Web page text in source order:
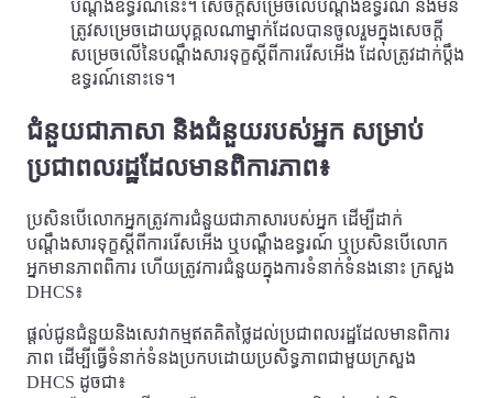
បណ្តឹងឧទ្ធរណ៍នេះ។ សេចក្តីសម្រេចលើបណ្តឹងឧទ្ធរណ៍ នឹងមិន
ត្រូវសម្រេចដោយបុគ្គលណាម្នាក់ដែលបានចូលរួមក្នុងសេចក្តី
សម្រេចលើនៃបណ្តឹងសារទុក្ខស្តីពីការរើសអើង ដែលត្រូវដាក់ប្តឹង
ឧទ្ធរណ៍នោះទេ។
ជំនួយជាភាសា និងជំនួយរបស់អ្នក សម្រាប់
ប្រជាពលរដ្ឋដែលមានពិការភាព៖
ប្រសិនបើលោកអ្នកត្រូវការជំនួយជាភាសារបស់អ្នក ដើម្បីដាក់
បណ្តឹងសារទុក្ខស្តីពីការរើសអើង ឬបណ្តឹងឧទ្ធរណ៍ ឬប្រសិនបើលោក
អ្នកមានភាពពិការ ហើយត្រូវការជំនួយក្នុងការទំនាក់ទំនងនោះ ក្រសួង
DHCS៖
ផ្តល់ជូនជំនួយនិងសេវាកម្មឥតគិតថ្លៃដល់ប្រជាពលរដ្ឋដែលមានពិការ
ភាព ដើម្បីធ្វើទំនាក់ទំនងប្រកបដោយប្រសិទ្ធភាពជាមួយក្រសួង
DHCS ដូចជា៖